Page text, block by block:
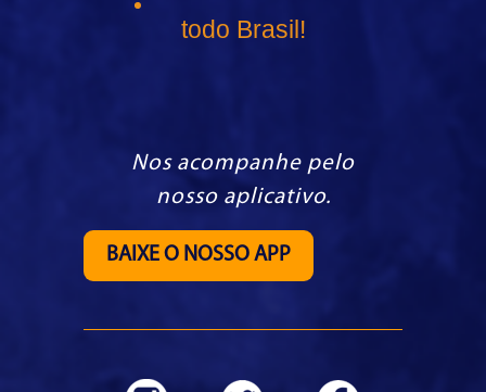
todo Brasil!
Nos acompanhe pelo
nosso aplicativo.
BAIXE O NOSSO APP